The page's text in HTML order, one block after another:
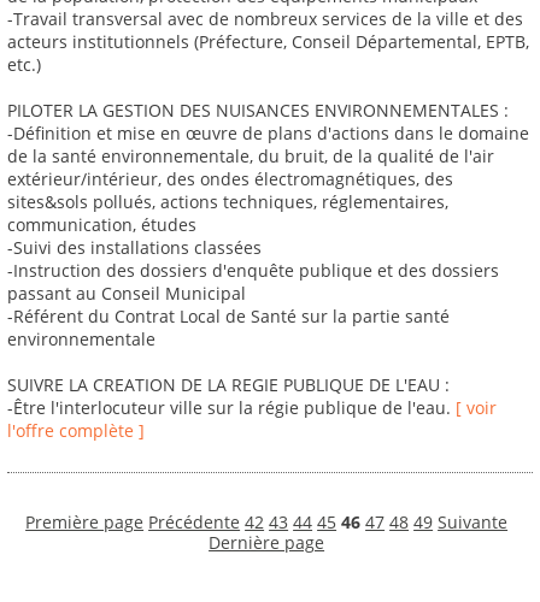
-Travail transversal avec de nombreux services de la ville et des
acteurs institutionnels (Préfecture, Conseil Départemental, EPTB,
etc.)
PILOTER LA GESTION DES NUISANCES ENVIRONNEMENTALES :
-Définition et mise en œuvre de plans d'actions dans le domaine
de la santé environnementale, du bruit, de la qualité de l'air
extérieur/intérieur, des ondes électromagnétiques, des
sites&sols pollués, actions techniques, réglementaires,
communication, études
-Suivi des installations classées
-Instruction des dossiers d'enquête publique et des dossiers
passant au Conseil Municipal
-Référent du Contrat Local de Santé sur la partie santé
environnementale
SUIVRE LA CREATION DE LA REGIE PUBLIQUE DE L'EAU :
-Être l'interlocuteur ville sur la régie publique de l'eau. [ voir
l'offre complète ]
Première page Précédente 42 43 44 45 46 47 48 49 Suivante
Dernière page